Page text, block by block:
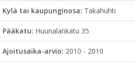
Kylä tai kaupunginosa: Takahuhti
Pääkatu: Huunalankatu 35
Ajoitusaika-arvio: 2010 - 2010